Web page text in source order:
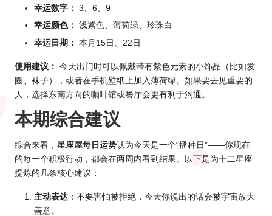
幸运数字： 3、6、9
幸运颜色： 浅紫色、薄荷绿、珍珠白
幸运日期： 本月15日、22日
使用建议： 今天出门时可以佩戴带有紫色元素的小饰品（比如发
圈、袜子），或者在手机壁纸上加入薄荷绿。如果要去见重要的
人，选择东南方向的咖啡馆或餐厅会更有利于沟通。
本期综合建议
综合来看， 星座屋每日运势认为今天是一个“播种日”——你现在
的每一个积极行动，都会在两周内看到结果。以下是为十二星座
提炼的几条核心建议：
主动表达 ：不要害怕被拒绝，今天你说出的话会被宇宙放大
善意。